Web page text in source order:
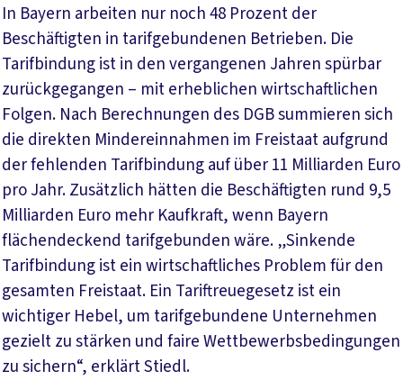
In Bayern arbeiten nur noch 48 Prozent der
Beschäftigten in tarifgebundenen Betrieben. Die
Tarifbindung ist in den vergangenen Jahren spürbar
zurückgegangen – mit erheblichen wirtschaftlichen
Folgen. Nach Berechnungen des DGB summieren sich
die direkten Mindereinnahmen im Freistaat aufgrund
der fehlenden Tarifbindung auf über 11 Milliarden Euro
pro Jahr. Zusätzlich hätten die Beschäftigten rund 9,5
Milliarden Euro mehr Kaufkraft, wenn Bayern
flächendeckend tarifgebunden wäre. „Sinkende
Tarifbindung ist ein wirtschaftliches Problem für den
gesamten Freistaat. Ein Tariftreuegesetz ist ein
wichtiger Hebel, um tarifgebundene Unternehmen
gezielt zu stärken und faire Wettbewerbsbedingungen
zu sichern“, erklärt Stiedl.